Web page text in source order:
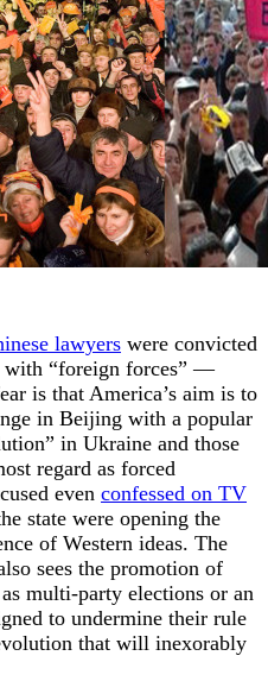
lawyers were convicted
with “foreign forces” —
is that America’s aim is to
in Beijing with a popular
in Ukraine and those
regard as forced
even confessed on TV
state were opening the
of Western ideas. The
sees the promotion of
multi-party elections or an
to undermine their rule
that will inexorably